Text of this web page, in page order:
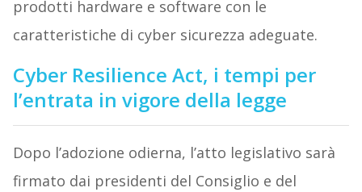
prodotti hardware e software con le
caratteristiche di cyber sicurezza adeguate.
Cyber Resilience Act, i tempi per
l’entrata in vigore della legge
Dopo l’adozione odierna, l’atto legislativo sarà
firmato dai presidenti del Consiglio e del